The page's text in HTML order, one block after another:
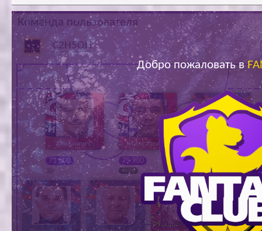
Добро пожаловать в
Команда пользователя
C2H5OH
Ломанов С.
71 800
0
Миргазов А.
75 900
+600
Иванушкин Е.
44 850
+5 400